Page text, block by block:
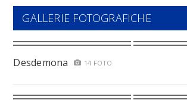
GALLERIE FOTOGRAFICHE
Desdemona 14 FOTO